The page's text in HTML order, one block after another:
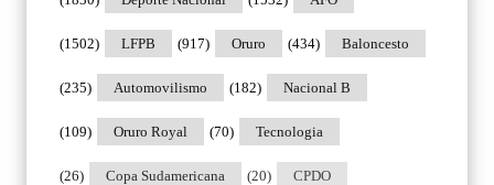
LFPB
(1502) Oruro
(917) Baloncesto
(434)
Automovilismo
(235) Nacional B
(182)
Oruro Royal
(109) Tecnologia
(70)
Copa Sudamericana
(26) CPDO
(20)